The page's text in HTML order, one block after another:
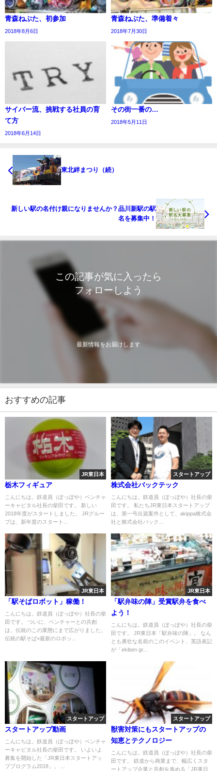
青森ねぶた、初参加
2018年8月6日
青森ねぶた、準備着々
2018年7月30日
サイバー流、挑戦する社員の育
て方
2018年6月14日
その街一番の…
2018年5月11日
東北絆まつり（続）
新しい駅の名付け親になりませんか？品川新駅の駅
名を募集中！
この記事が気に入ったら
フォローしよう
最新情報をお届けします
おすすめの記事
JR東日本
栃木フィギュア
こんにちは。鉄道員（ぽっぽや）ベンチャ
ーキャピタル社長の柴田です。 新しい
2018年度がスタートしました。 JRグルー
プは、新年度のスタート...
スタートアップ
株式会社バックテック
こんにちは。鉄道員（ぽっぽや）社長の柴
田です。 私たちJR東日本スタートアップ
は、第一号出資案件として、akippa株式会
社と株式会社バック...
JR東日本
「駅そばロボット」稼働！
こんにちは。鉄道員（ぽっぽや）社長の柴
田です。 ついに、ベンチャーとの共創
は、伝統のこの業態にまで広がりました。
伝統の駅そば×最新のロボッ...
JR東日本
「駅弁味の陣」受賞駅弁を食べ
よう！
こんにちは。鉄道員（ぽっぽや）社長の柴
田です。 JR東日本「駅弁味の陣」。 なん
とも勇壮な名前のこのイベント、英語表記
が「ekiben gr...
スタートアップ
スタートアップ動画
こんにちは。鉄道員（ぽっぽや）ベンチャ
ーキャピタル社長の柴田です。 いよいよ
募集を開始した「JR東日本スタートアッ
ププログラム2018」。 ...
スタートアップ
獣害対策にもスタートアップの
知恵とテクノロジー
こんにちは。鉄道員（ぽっぽや）社長の柴
田です。 鉄道から商業まで、幅広くスタ
ートアップ企業と共創を進める「JR東日